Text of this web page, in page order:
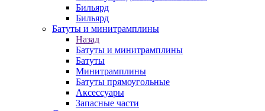
Бильяpд
Бильяpд
Батуты и минитрамплины
Назад
Батуты и минитрамплины
Батуты
Минитрамплины
Батуты прямоугольные
Аксессуары
Запасные части